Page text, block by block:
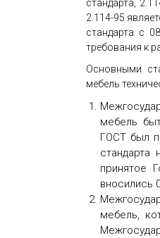
стандарта,
2.114-95
стандарта с
требования к
Основными
мебель
мебель
ГОСТ был
принятое
вносились
мебель,